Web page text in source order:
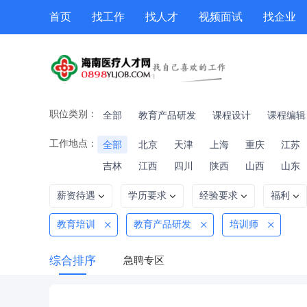
首页 找工作 找人才 视频面试 找企业
职位类别： 全部 教育产品研发 课程设计 课程编辑
工作地点： 全部 北京 天津 上海 重庆 江苏
吉林
江西 四川 陕西 山西 山东
薪资待遇 学历要求 经验要求 福利
教育培训 教育产品研发 培训师
综合排序 急聘专区